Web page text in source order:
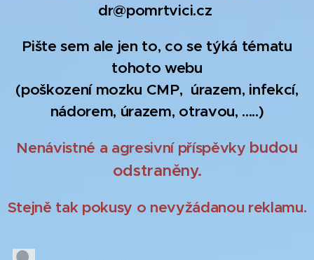
dr@pomrtvici.cz
Pište sem ale jen to, co se týká tématu
tohoto webu
(poškození mozku CMP, úrazem, infekcí,
nádorem, úrazem, otravou, .....)
Nenávistné a agresivní příspěvky budou
odstraněny.
Stejně tak pokusy o nevyžádanou reklamu.